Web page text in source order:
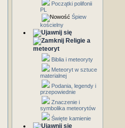
Początki polifonii
PL
Śpiew
kościelny
Religie a
meteoryt
Biblia i meteoryty
Meteoryt w sztuce
materialnej
Podania, legendy i
przepowiednie
Znaczenie i
symbolika meteorytów
Święte kamienie